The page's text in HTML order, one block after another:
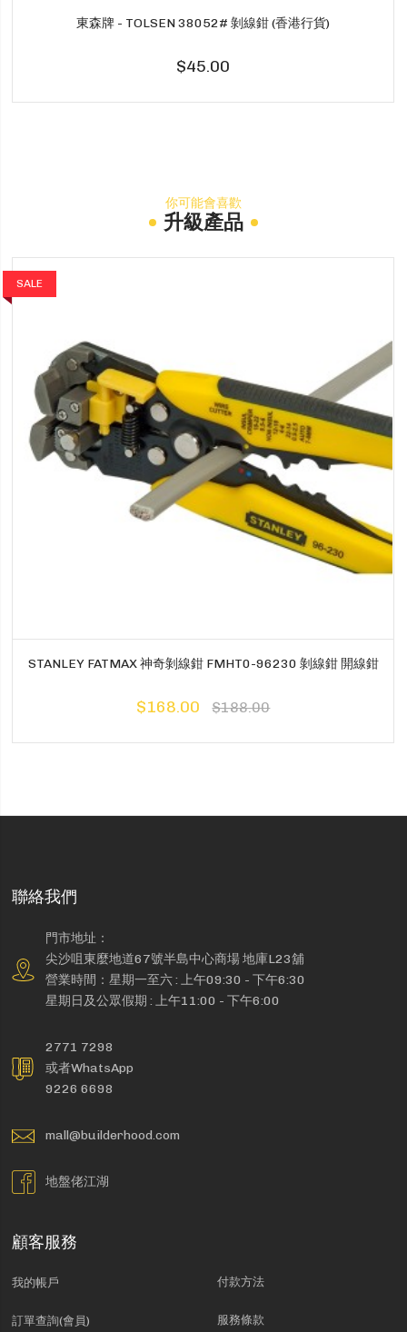
東森牌 - TOLSEN 38052# 剝線鉗 (香港行貨)
$45.00
你可能會喜歡
升級產品
SALE
STANLEY FATMAX 神奇剝線鉗 FMHT0-96230 剝線鉗 開線鉗
$168.00 $188.00
聯絡我們
門市地址：
尖沙咀東麼地道67號半島中心商場 地庫L23舖
營業時間：星期一至六 : 上午09:30 - 下午6:30
星期日及公眾假期 : 上午11:00 - 下午6:00
2771 7298
或者WhatsApp
9226 6698
mall@builderhood.com
地盤佬江湖
顧客服務
我的帳戶
訂單查詢(會員)
付款方法
服務條款